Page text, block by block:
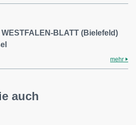
BLATT (Bielefeld)
mehr
auch